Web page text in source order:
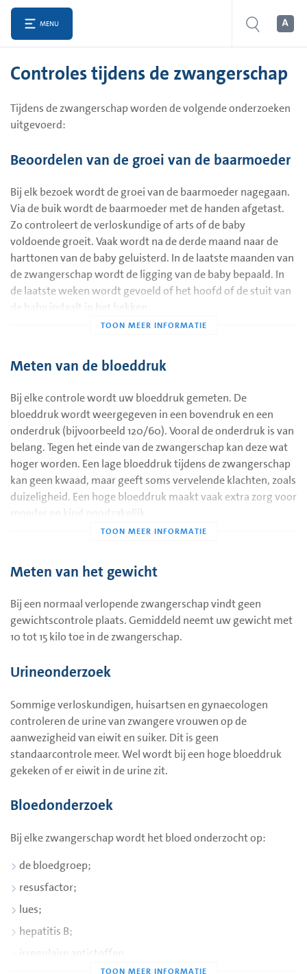
MENU
Controles tijdens de zwangerschap
Tijdens de zwangerschap worden de volgende onderzoeken
uitgevoerd:
Beoordelen van de groei van de baarmoeder
Bij elk bezoek wordt de groei van de baarmoeder nagegaan.
Via de buik wordt de baarmoeder met de handen afgetast.
Zo controleert de verloskundige of arts of de baby
voldoende groeit. Vaak wordt na de derde maand naar de
harttonen van de baby geluisterd. In de laatste maanden van
de zwangerschap wordt de ligging van de baby bepaald. In
de laatste weken wordt gevoeld of het hoofd of de stuit van
de baby indaalt in het bekken.
Meten van de bloeddruk
Bij elke controle wordt uw bloeddruk gemeten. De
bloeddruk wordt weergegeven in een bovendruk en een
onderdruk (bijvoorbeeld 120/60). Vooral de onderdruk is van
belang. Tegen het einde van de zwangerschap kan deze wat
hoger worden. Een lage bloeddruk tijdens de zwangerschap
kan geen kwaad, maar geeft soms vervelende klachten, zoals
duizeligheid. Een hoge bloeddruk maakt vaak extra zorg voor
moeder en kind noodzakelijk.
Meten van het gewicht
Bij een normaal verlopende zwangerschap vindt geen
gewichtscontrole plaats. Gemiddeld neemt uw gewicht met
10 tot 15 kilo toe in de zwangerschap.
Urineonderzoek
Sommige verloskundigen, huisartsen en gynaecologen
controleren de urine van zwangere vrouwen op de
aanwezigheid van eiwit en suiker. Dit is geen
standaarcontrole meer. Wel wordt bij een hoge bloeddruk
gekeken of er eiwit in de urine zit.
Bloedonderzoek
Bij elke zwangerschap wordt het bloed onderzocht op:
de bloedgroep;
resusfactor;
lues;
hepatitis B;
irregulaire antistoffen